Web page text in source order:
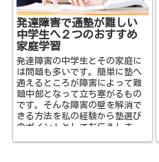
発達障害で通塾が難しい
中学生へ２つのおすすめ
家庭学習
発達障害の中学生とその家庭に
は問題も多いです。簡単に塾へ
通えるところが障害によって難
題中部となって立ち塞がるもの
です。そんな障害の壁を解消で
きる方法を私の経験から塾選び
のポイントとしてお伝えしま